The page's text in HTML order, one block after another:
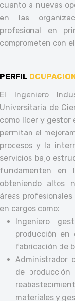
cuanto a nuevas
en las
profesional en
comprometen con
PERFIL
El Ingeniero
Universitaria de
como líder y gestor
permitan el
procesos y la
servicios bajo
fundamenten en
obteniendo altos
áreas
en cargos como:
Ingeniero
producción en
fabricación de
Administrador
de producción
materiales y